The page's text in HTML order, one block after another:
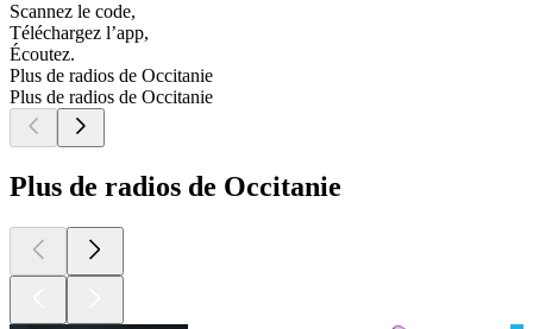
Scannez le code,
Téléchargez l’app,
Écoutez.
Plus de radios de Occitanie
Plus de radios de Occitanie
Plus de radios de Occitanie